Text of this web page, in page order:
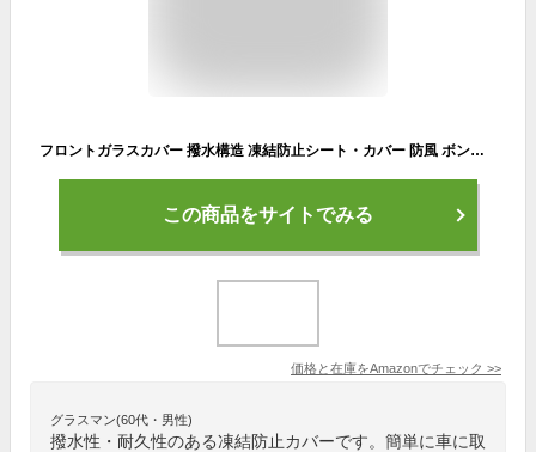
フロントガラスカバー 撥水構造 凍結防止シート・カバー 防風 ボンネットカバー 防雪 カーフロントカバー 耐久性のある 車カバー カーフロントガラスカバー 折り畳み式 車用サンシェード 取付簡単 ボディカバー 四季対応 軽自動車・SUV・セダンに適用
この商品をサイトでみる
価格と在庫をAmazonでチェック >>
グラスマン(60代・男性)
撥水性・耐久性のある凍結防止カバーです。簡単に車に取